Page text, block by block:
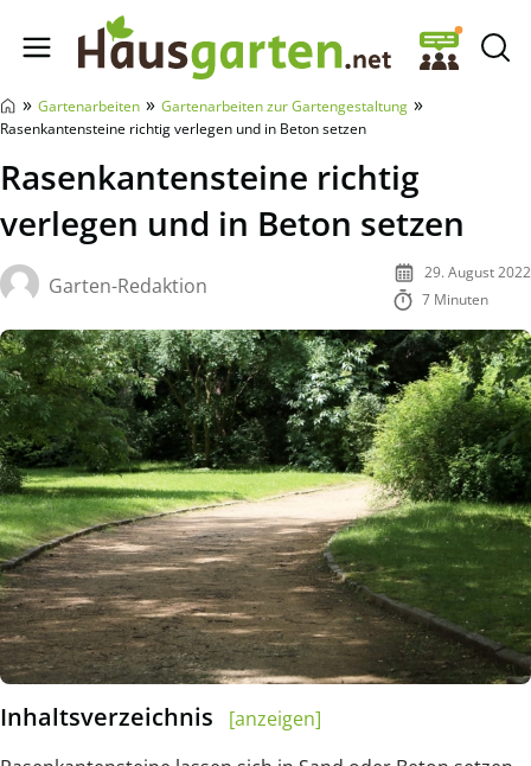
Hausgarten.net
» Gartenarbeiten » Gartenarbeiten zur Gartengestaltung »
Rasenkantensteine richtig verlegen und in Beton setzen
Rasenkantensteine richtig
verlegen und in Beton setzen
Garten-Redaktion
29. August 2022
7 Minuten
Inhaltsverzeichnis
[anzeigen]